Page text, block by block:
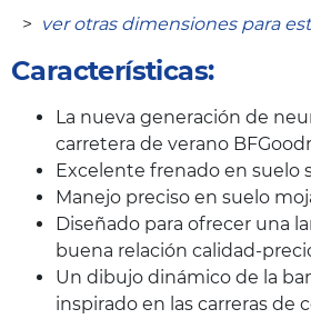
> ver otras dimensiones para
Características:
La nueva generación de
carretera de verano
Excelente frenado en suelo
Manejo preciso en suelo
Diseñado para ofrecer una
buena relación calidad-
Un dibujo dinámico de la
inspirado en las carreras de